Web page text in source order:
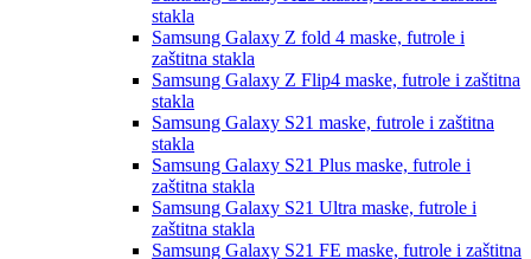
stakla
Samsung Galaxy Z fold 4 maske, futrole i
zaštitna stakla
Samsung Galaxy Z Flip4 maske, futrole i zaštitna
stakla
Samsung Galaxy S21 maske, futrole i zaštitna
stakla
Samsung Galaxy S21 Plus maske, futrole i
zaštitna stakla
Samsung Galaxy S21 Ultra maske, futrole i
zaštitna stakla
Samsung Galaxy S21 FE maske, futrole i zaštitna